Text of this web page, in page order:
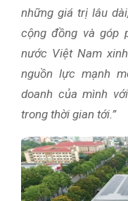
những giá trị lâu
cộng đồng và góp
nước Việt Nam
nguồn lực mạnh
doanh của mình
trong thời gian tới.”